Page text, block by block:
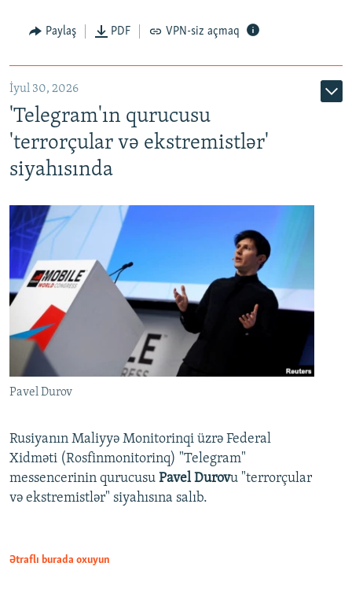
Paylaş PDF VPN-siz açmaq
İyul 30, 2026
'Telegram'ın qurucusu
'terrorçular və ekstremistlər'
siyahısında
Pavel Durov
Rusiyanın Maliyyə Monitorinqi üzrə Federal
Xidməti (Rosfinmonitorinq) "Telegram"
messencerinin qurucusu Pavel Durovu "terrorçular
və ekstremistlər" siyahısına salıb.
Ətraflı burada oxuyun